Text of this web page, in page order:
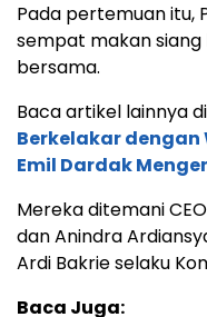
Pada pertemuan itu,
sempat makan
bersama.
Baca artikel lainnya di
Berkelakar dengan
Emil Dardak
Mereka ditemani
dan Anindra
Ardi Bakrie selaku
Baca Juga: